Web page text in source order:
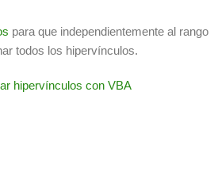
para que independientemente al rango
todos los hipervínculos.
hipervínculos con VBA